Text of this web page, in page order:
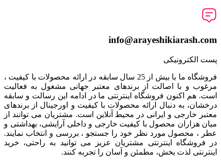
info@arayeshikiarash.com
پست الکترونیکی
فروشگاه ما با بیش از 25 سال سابقه در ارائه محصولات با کيفيت ،
مرغوب و با اصالت از برندهای معتبر جهانی مشغول به فعاليت
است. هم اکنون فروشگاه اینترنتی ما در ادامه اين رسالت و سابقه
درخشان، به دنبال ارائه محصولات با کيفيت و اورجينال از برندهای
معتبر خارجی و ايرانی در محيط آنلاين است. مشتريان می توانند از
ميان هزاران محصول با کيفيت خارجی و داخلی آرایشی، بهداشتی و
عطر ، محصول مورد نظر خود را جستجو ، بررسی و انتخاب نمايند.
در فروشگاه اینترنتی مشتريان عزیز می توانيد به راحتی، خرید
اینترنتی لذت بخش، مطمئن و آسان را تجربه کنند.